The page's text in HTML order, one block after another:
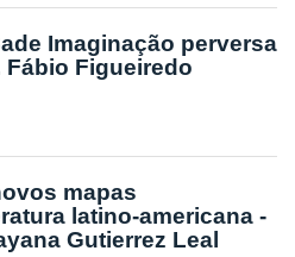
Imaginação perversa
Fábio Figueiredo
mapas
latino-americana -
Gutierrez Leal